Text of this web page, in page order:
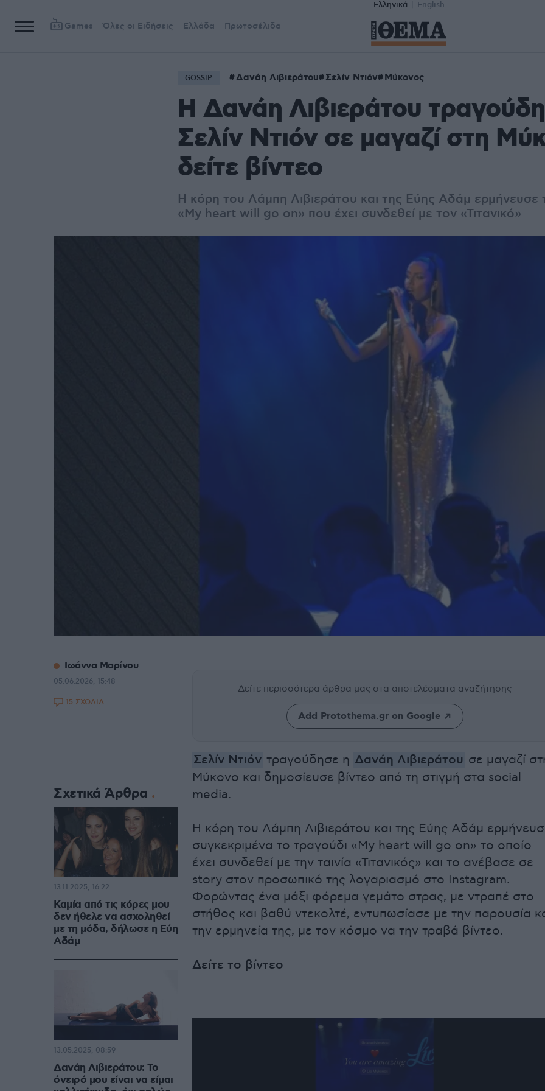
Ελληνικά English
Games Όλες οι Ειδήσεις Ελλάδα Πρωτοσέλιδα
GOSSIP Δανάη Λιβιεράτου Σελίν Ντιόν Μύκονος
Η Δανάη Λιβιεράτου
Σελίν Ντιόν σε μαγαζί στη
δείτε βίντεο
Η κόρη του Λάμπη Λιβιεράτου και της Εύης Αδάμ ερμήνευσε
«My heart will go on» που έχει συνδεθεί με τον «Τιτανικό»
Δείτε περισσότερα άρθρα μας στα αποτελέσματα αναζήτησης
Add Protothema.gr on Google
Σελίν Ντιόν τραγούδησε η Δανάη Λιβιεράτου σε μαγαζί
Μύκονο και δημοσίευσε βίντεο από τη στιγμή στα social
media.
Η κόρη του Λάμπη Λιβιεράτου και της Εύης Αδάμ
συγκεκριμένα το τραγούδι «My heart will go on» το οποίο
έχει συνδεθεί με την ταινία «Τιτανικός» και το ανέβασε σε
story στον προσωπικό της λογαριασμό στο Instagram.
Φορώντας ένα μάξι φόρεμα γεμάτο στρας, με ντραπέ στο
στήθος και βαθύ ντεκολτέ, εντυπωσίασε με την παρουσία
την ερμηνεία της, με τον κόσμο να την τραβά βίντεο.
Δείτε το βίντεο
Ιωάννα Μαρίνου
05.06.2026, 15:48
15 ΣΧΟΛΙΑ
Σχετικά Άρθρα
Καμία από τις κόρες μου
δεν ήθελε να ασχοληθεί
με τη μόδα, δήλωσε η Εύη
Αδάμ
13.11.2025, 16:22
Δανάη Λιβιεράτου: Το
όνειρό μου είναι να είμαι
13.05.2025, 08:59